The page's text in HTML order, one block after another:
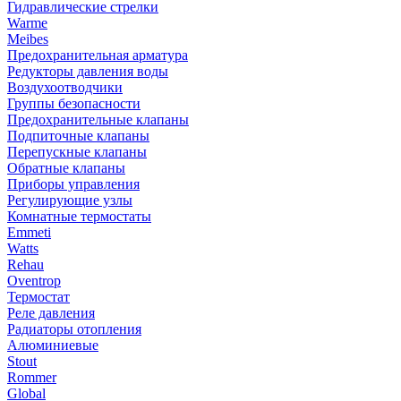
Гидравлические стрелки
Warme
Meibes
Предохранительная арматура
Редукторы давления воды
Воздухоотводчики
Группы безопасности
Предохранительные клапаны
Подпиточные клапаны
Перепускные клапаны
Обратные клапаны
Приборы управления
Регулирующие узлы
Комнатные термостаты
Emmeti
Watts
Rehau
Oventrop
Термостат
Реле давления
Радиаторы отопления
Алюминиевые
Stout
Rommer
Global